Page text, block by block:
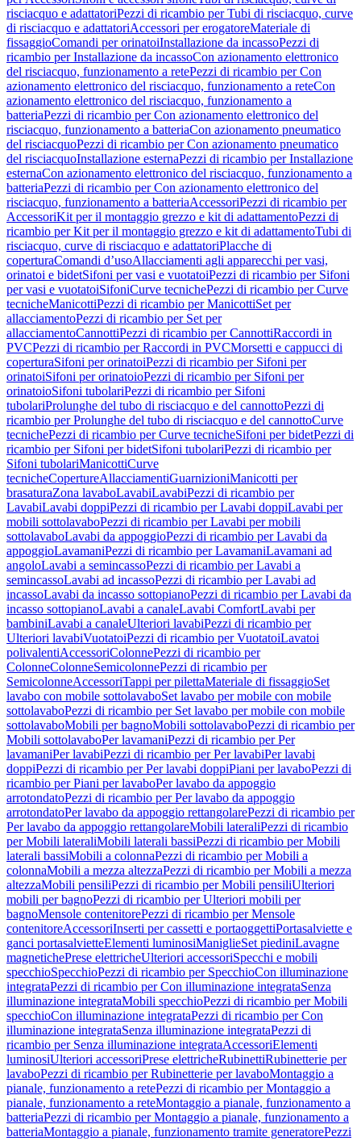
risciacquo e adattatoriPezzi di ricambio per Tubi di risciacquo, curve
di risciacquo e adattatoriAccessori per erogatoreMateriale di
fissaggioComandi per orinatoiInstallazione da incassoPezzi di
ricambio per Installazione da incassoCon azionamento elettronico
del risciacquo, funzionamento a retePezzi di ricambio per Con
azionamento elettronico del risciacquo, funzionamento a reteCon
azionamento elettronico del risciacquo, funzionamento a
batteriaPezzi di ricambio per Con azionamento elettronico del
risciacquo, funzionamento a batteriaCon azionamento pneumatico
del risciacquoPezzi di ricambio per Con azionamento pneumatico
del risciacquoInstallazione esternaPezzi di ricambio per Installazione
esternaCon azionamento elettronico del risciacquo, funzionamento a
batteriaPezzi di ricambio per Con azionamento elettronico del
risciacquo, funzionamento a batteriaAccessoriPezzi di ricambio per
AccessoriKit per il montaggio grezzo e kit di adattamentoPezzi di
ricambio per Kit per il montaggio grezzo e kit di adattamentoTubi di
risciacquo, curve di risciacquo e adattatoriPlacche di
coperturaComandi d’usoAllacciamenti agli apparecchi per vasi,
orinatoi e bidetSifoni per vasi e vuotatoiPezzi di ricambio per Sifoni
per vasi e vuotatoiSifoniCurve tecnichePezzi di ricambio per Curve
tecnicheManicottiPezzi di ricambio per ManicottiSet per
allacciamentoPezzi di ricambio per Set per
allacciamentoCannottiPezzi di ricambio per CannottiRaccordi in
PVCPezzi di ricambio per Raccordi in PVCMorsetti e cappucci di
coperturaSifoni per orinatoiPezzi di ricambio per Sifoni per
orinatoiSifoni per orinatoioPezzi di ricambio per Sifoni per
orinatoioSifoni tubolariPezzi di ricambio per Sifoni
tubolariProlunghe del tubo di risciacquo e del cannottoPezzi di
ricambio per Prolunghe del tubo di risciacquo e del cannottoCurve
tecnichePezzi di ricambio per Curve tecnicheSifoni per bidetPezzi di
ricambio per Sifoni per bidetSifoni tubolariPezzi di ricambio per
Sifoni tubolariManicottiCurve
tecnicheCopertureAllacciamentiGuarnizioniManicotti per
brasaturaZona lavaboLavabiLavabiPezzi di ricambio per
LavabiLavabi doppiPezzi di ricambio per Lavabi doppiLavabi per
mobili sottolavaboPezzi di ricambio per Lavabi per mobili
sottolavaboLavabi da appoggioPezzi di ricambio per Lavabi da
appoggioLavamaniPezzi di ricambio per LavamaniLavamani ad
angoloLavabi a semincassoPezzi di ricambio per Lavabi a
semincassoLavabi ad incassoPezzi di ricambio per Lavabi ad
incassoLavabi da incasso sottopianoPezzi di ricambio per Lavabi da
incasso sottopianoLavabi a canaleLavabi ComfortLavabi per
bambiniLavabi a canaleUlteriori lavabiPezzi di ricambio per
Ulteriori lavabiVuotatoiPezzi di ricambio per VuotatoiLavatoi
polivalentiAccessoriColonnePezzi di ricambio per
ColonneColonneSemicolonnePezzi di ricambio per
SemicolonneAccessoriTappi per pilettaMateriale di fissaggioSet
lavabo con mobile sottolavaboSet lavabo per mobile con mobile
sottolavaboPezzi di ricambio per Set lavabo per mobile con mobile
sottolavaboMobili per bagnoMobili sottolavaboPezzi di ricambio per
Mobili sottolavaboPer lavamaniPezzi di ricambio per Per
lavamaniPer lavabiPezzi di ricambio per Per lavabiPer lavabi
doppiPezzi di ricambio per Per lavabi doppiPiani per lavaboPezzi di
ricambio per Piani per lavaboPer lavabo da appoggio
arrotondatoPezzi di ricambio per Per lavabo da appoggio
arrotondatoPer lavabo da appoggio rettangolarePezzi di ricambio per
Per lavabo da appoggio rettangolareMobili lateraliPezzi di ricambio
per Mobili lateraliMobili laterali bassiPezzi di ricambio per Mobili
laterali bassiMobili a colonnaPezzi di ricambio per Mobili a
colonnaMobili a mezza altezzaPezzi di ricambio per Mobili a mezza
altezzaMobili pensiliPezzi di ricambio per Mobili pensiliUlteriori
mobili per bagnoPezzi di ricambio per Ulteriori mobili per
bagnoMensole contenitorePezzi di ricambio per Mensole
contenitoreAccessoriInserti per cassetti e portaoggettiPortasalviette e
ganci portasalvietteElementi luminosiManiglieSet piediniLavagne
magnetichePrese elettricheUlteriori accessoriSpecchi e mobili
specchioSpecchioPezzi di ricambio per SpecchioCon illuminazione
integrataPezzi di ricambio per Con illuminazione integrataSenza
illuminazione integrataMobili specchioPezzi di ricambio per Mobili
specchioCon illuminazione integrataPezzi di ricambio per Con
illuminazione integrataSenza illuminazione integrataPezzi di
ricambio per Senza illuminazione integrataAccessoriElementi
luminosiUlteriori accessoriPrese elettricheRubinettiRubinetterie per
lavaboPezzi di ricambio per Rubinetterie per lavaboMontaggio a
pianale, funzionamento a retePezzi di ricambio per Montaggio a
pianale, funzionamento a reteMontaggio a pianale, funzionamento a
batteriaPezzi di ricambio per Montaggio a pianale, funzionamento a
batteriaMontaggio a pianale, funzionamento tramite generatorePezzi